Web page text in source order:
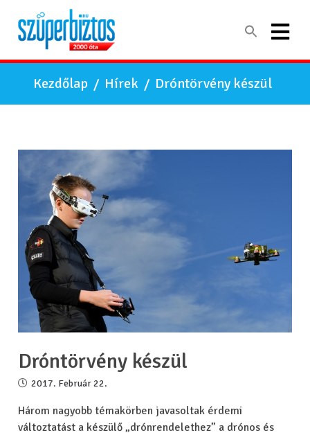
Kezdőlap / Hírek / Dróntörvény készül
Dróntörvény készül
2017. Február 22.
Három nagyobb témakörben javasoltak érdemi
változtatást a készülő „drónrendelethez” a drónos és